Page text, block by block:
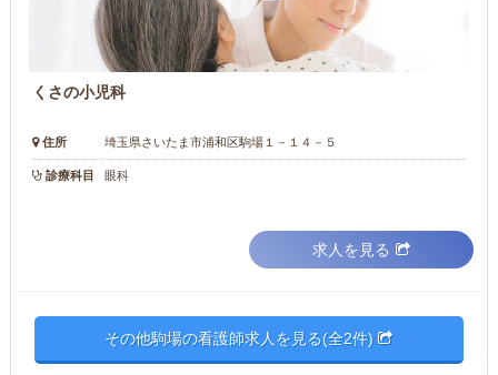
くさの小児科
住所 埼玉県さいたま市浦和区駒場１－１４－５
診療科目 眼科
求人を見る
その他駒場の看護師求人を見る(全2件)